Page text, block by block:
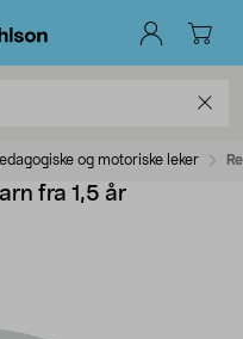
og motoriske leker
fra 1,5 år